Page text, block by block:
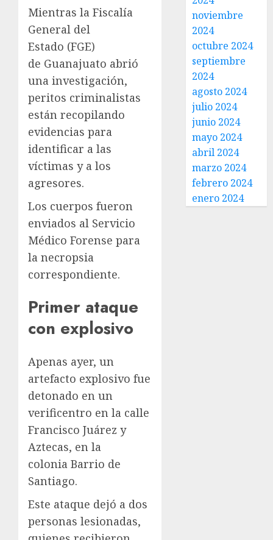
Mientras la Fiscalía
General del
Estado (FGE)
de Guanajuato abrió
una investigación,
peritos criminalistas
están recopilando
evidencias para
identificar a las
víctimas y a los
agresores.
Los cuerpos fueron
enviados al Servicio
Médico Forense para
la necropsia
correspondiente.
Primer ataque
con explosivo
Apenas ayer, un
artefacto explosivo fue
detonado en un
verificentro en la calle
Francisco Juárez y
Aztecas, en la
colonia Barrio de
Santiago.
Este ataque dejó a dos
personas lesionadas,
noviembre
2024
octubre 2024
septiembre
2024
agosto 2024
julio 2024
junio 2024
mayo 2024
abril 2024
marzo 2024
febrero 2024
enero 2024